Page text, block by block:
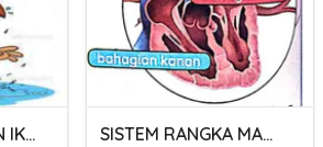
BAB 4: CUACA DAN IKLIM DI MALAYSIA SISTEM RANGKA MANUSIA DAN SISTEM PEREDARAN DARAH MANUSIA